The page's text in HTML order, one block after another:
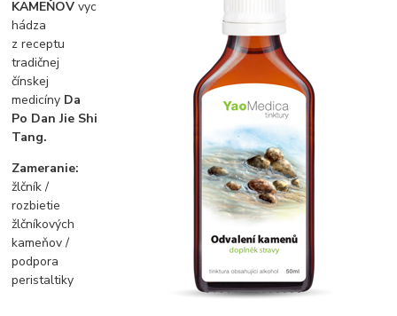
KAMEŇOVvyc
hádza
z receptu
tradičnej
čínskej
medicíny Da
Po Dan Jie Shi
Tang.
Zameranie:
žlčník /
rozbietie
žlčníkových
kameňov /
podpora
peristaltiky